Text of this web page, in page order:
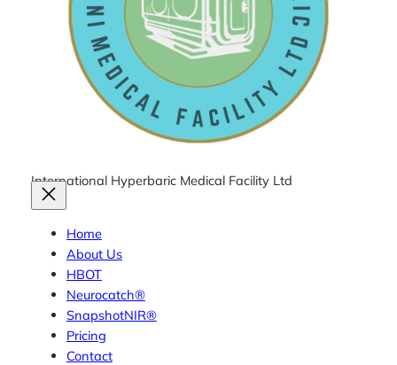
International Hyperbaric Medical Facility Ltd
Home
About Us
HBOT
Neurocatch®
SnapshotNIR®
Pricing
Contact